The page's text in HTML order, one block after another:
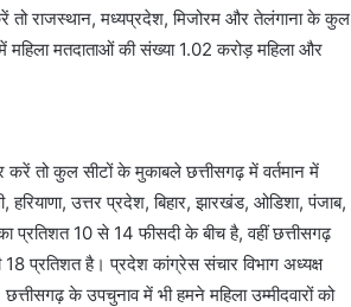
तो राजस्थान, मध्यप्रदेश, मिजोरम और तेलंगाना के कुल
मतदाताओं की संख्या 1.02 करोड़ महिला और
करें तो कुल सीटों के मुकाबले छत्तीसगढ़ में वर्तमान में
उत्तर प्रदेश, बिहार, झारखंड, ओडिशा, पंजाब,
प्रतिशत 10 से 14 फीसदी के बीच है, वहीं छत्तीसगढ़
18 प्रतिशत है। प्रदेश कांग्रेस संचार विभाग अध्यक्ष
के उपचुनाव में भी हमने महिला उम्मीदवारों को